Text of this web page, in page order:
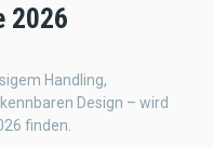
2026
Handling,
Design – wird
finden.